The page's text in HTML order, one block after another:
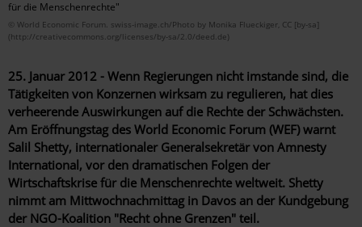
für die Menschenrechte"
© World Economic Forum. swiss-image.ch/Photo by Monika Flueckiger, CC [by-sa]
(http://creativecommons.org/licenses/by-sa/2.0/deed.de)
25. Januar 2012 - Wenn Regierungen nicht imstande sind, die
Tätigkeiten von Konzernen wirksam zu regulieren, hat dies
verheerende Auswirkungen auf die Rechte der Schwächsten.
Am Eröffnungstag des World Economic Forum (WEF) warnt
Salil Shetty, internationaler Generalsekretär von Amnesty
International, vor den dramatischen Folgen der
Wirtschaftskrise für die Menschenrechte weltweit. Shetty
nimmt am Mittwochnachmittag in Davos an der Kundgebung
der NGO-Koalition "Recht ohne Grenzen" teil.